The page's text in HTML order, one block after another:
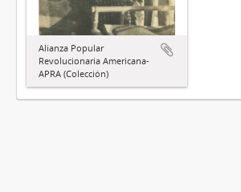
Alianza Popular
Revolucionaria Americana-
APRA (Colección)